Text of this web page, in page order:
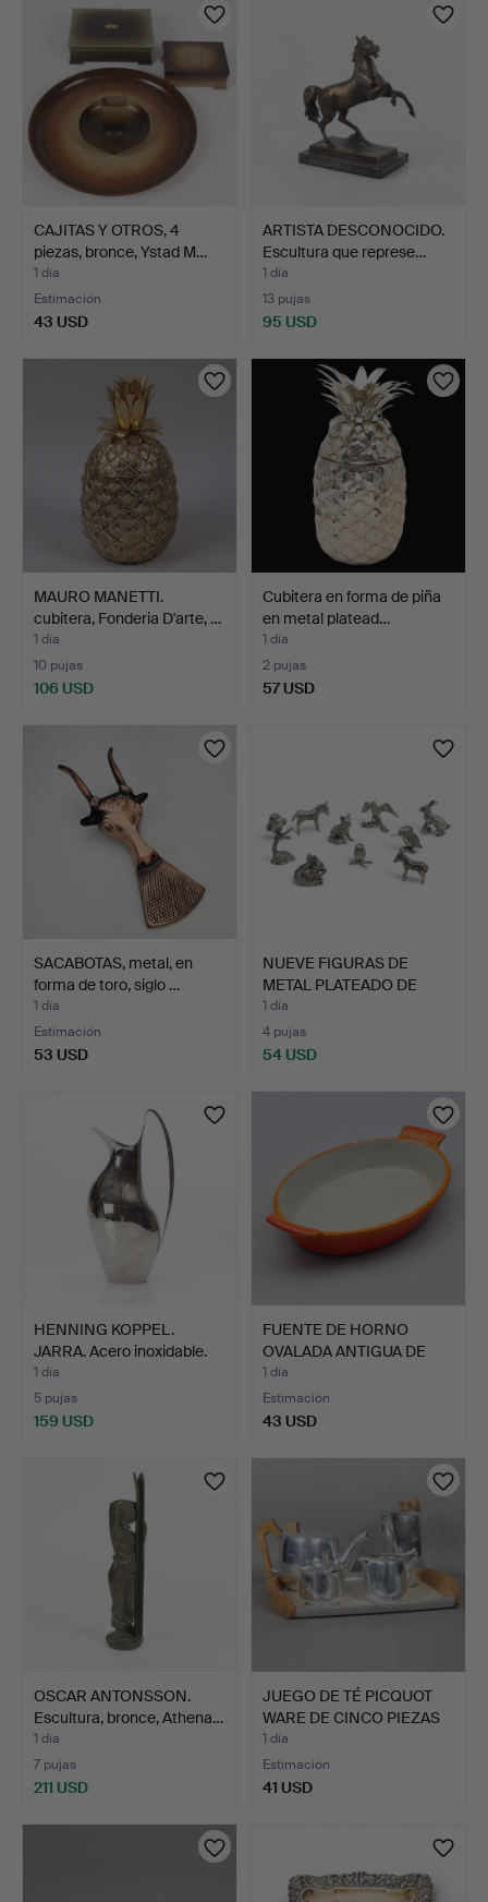
CAJITAS Y OTROS, 4
piezas, bronce, Ystad M…
1 día
Estimación
43 USD
ARTISTA DESCONOCIDO.
Escultura que represe…
1 día
13 pujas
95 USD
MAURO MANETTI.
cubitera, Fonderia D'arte, …
1 día
10 pujas
106 USD
Cubitera en forma de piña
en metal platead…
1 día
2 pujas
57 USD
SACABOTAS, metal, en
forma de toro, siglo …
1 día
Estimación
53 USD
NUEVE FIGURAS DE
METAL PLATEADO DE
ANIMALE…
1 día
4 pujas
54 USD
HENNING KOPPEL.
JARRA. Acero inoxidable.
G…
1 día
5 pujas
159 USD
FUENTE DE HORNO
OVALADA ANTIGUA DE
HIERRO …
1 día
Estimación
43 USD
OSCAR ANTONSSON.
Escultura, bronce, Athena…
1 día
7 pujas
211 USD
JUEGO DE TÉ PICQUOT
WARE DE CINCO PIEZAS
(…
1 día
Estimación
41 USD